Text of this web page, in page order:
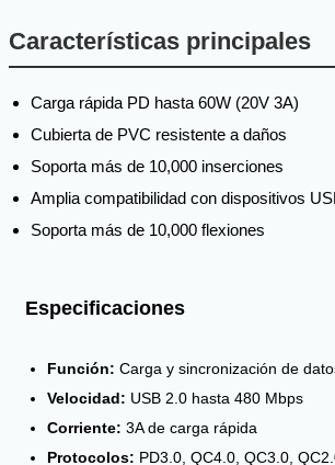
Características principales
Carga rápida PD hasta 60W (20V 3A)
Cubierta de PVC resistente a daños
Soporta más de 10,000 inserciones
Amplia compatibilidad con dispositivos
Soporta más de 10,000 flexiones
Especificaciones
Función: Carga y sincronización de
Velocidad: USB 2.0 hasta 480 Mbps
Corriente: 3A de carga rápida
Protocolos: PD3.0, QC4.0, QC3.0,